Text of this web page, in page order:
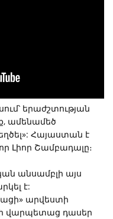
երաժշտության
ամենամեծ
Հայաստան է
Լիոր Շամբադալը։
անսամբլի այս
է:
արվեստի
վարպետաց դասեր